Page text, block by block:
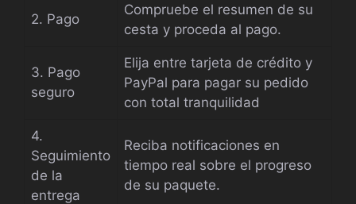
2. Pago
Compruebe el resumen de su
cesta y proceda al pago.
3. Pago
seguro
Elija entre tarjeta de crédito y
PayPal para pagar su pedido
con total tranquilidad
4.
Seguimiento
de la
entrega
Reciba notificaciones en
tiempo real sobre el progreso
de su paquete.